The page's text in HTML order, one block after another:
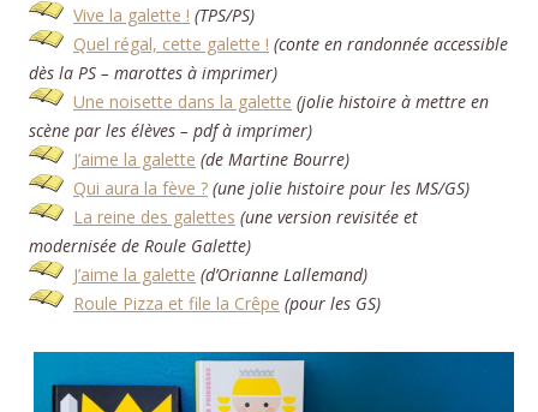
Vive la galette ! (TPS/PS)
Quel régal, cette galette ! (conte en randonnée accessible
dès la PS – marottes à imprimer)
Une noisette dans la galette (jolie histoire à mettre en
scène par les élèves – pdf à imprimer)
J’aime la galette (de Martine Bourre)
Qui aura la fève ? (une jolie histoire pour les MS/GS)
La reine des galettes (une version revisitée et
modernisée de Roule Galette)
J’aime la galette (d’Orianne Lallemand)
Roule Pizza et file la Crêpe (pour les GS)